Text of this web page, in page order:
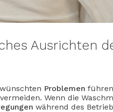
Ausrichten
Problemen
Wenn die
während des